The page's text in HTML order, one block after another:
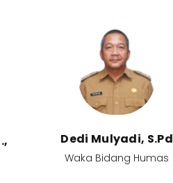
Dedi Mulyadi, S.Pd​
Waka Bidang Humas